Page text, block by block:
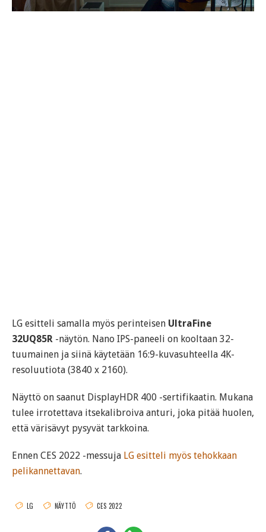
LG esitteli samalla myös perinteisen UltraFine
32UQ85R -näytön. Nano IPS-paneeli on kooltaan 32-
tuumainen ja siinä käytetään 16:9-kuvasuhteella 4K-
resoluutiota (3840 x 2160).
Näyttö on saanut DisplayHDR 400 -sertifikaatin. Mukana
tulee irrotettava itsekalibroiva anturi, joka pitää huolen,
että värisävyt pysyvät tarkkoina.
Ennen CES 2022 -messuja LG esitteli myös tehokkaan
pelikannettavan.
LG NÄYTTÖ CES 2022